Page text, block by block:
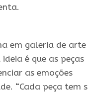
em galeria de arte
é que as peças
as emoções
“Cada peça tem